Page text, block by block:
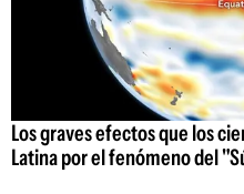
Los graves efectos que los
Latina por el fenómeno del